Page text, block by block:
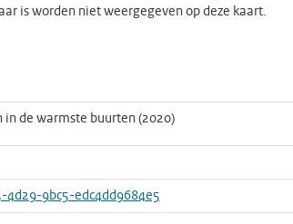
is worden niet weergegeven op deze kaart.
in de warmste buurten (2020)
4d29-9bc5-edc4dd9684e5